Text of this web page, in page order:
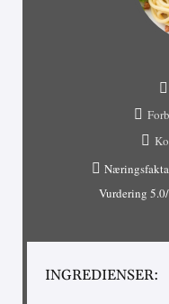
Næringsfakta
Vurdering 5.0
INGREDIENSER: